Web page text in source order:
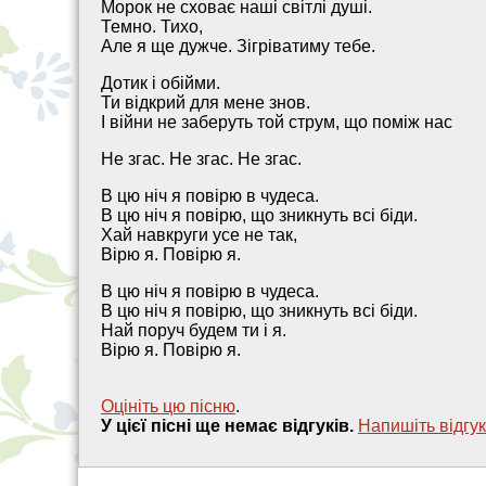
Морок не сховає наші світлі душі.
Темно. Тихо,
Але я ще дужче. Зігріватиму тебе.
Дотик і обійми.
Ти відкрий для мене знов.
І війни не заберуть той струм, що поміж нас
Не згас. Не згас. Не згас.
В цю ніч я повірю в чудеса.
В цю ніч я повірю, що зникнуть всі біди.
Хай навкруги усе не так,
Вірю я. Повірю я.
В цю ніч я повірю в чудеса.
В цю ніч я повірю, що зникнуть всі біди.
Най поруч будем ти і я.
Вірю я. Повірю я.
Оцініть цю пісню.
У цієї пісні ще немає відгуків. Напишiть вiдгук